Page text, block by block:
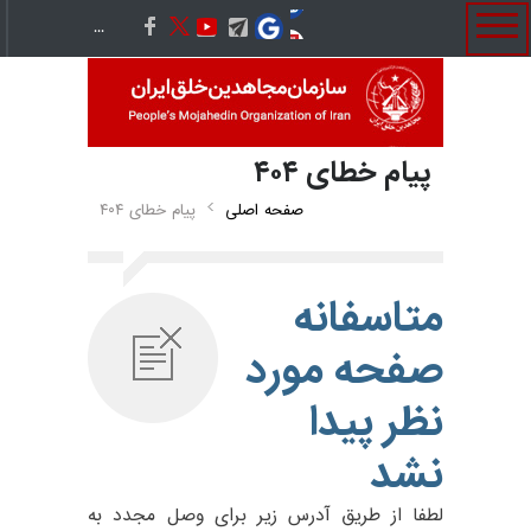
پيام خطای ۴۰۴
صفحه اصلی پيام خطای ۴۰۴
متاسفانه
صفحه مورد
نظر پيدا
نشد
لطفا از طريق آدرس زير براى وصل مجدد به